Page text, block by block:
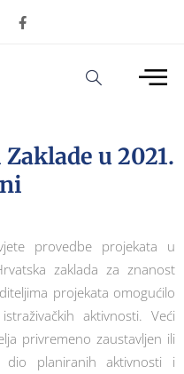
u 2021.
provedbe projekata u
zaklada za znanost
projekata omogućilo
aktivnosti. Veći
privremeno zaustavljen ili
planiranih aktivnosti i